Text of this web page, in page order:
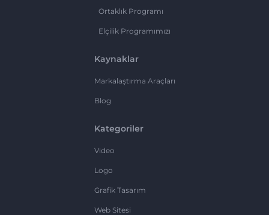
Ortaklık Programı
Elçilik Programımızı
Kaynaklar
Markalaştırma Araçları
Blog
Kategoriler
Video
Logo
Grafik Tasarım
Web Sitesi